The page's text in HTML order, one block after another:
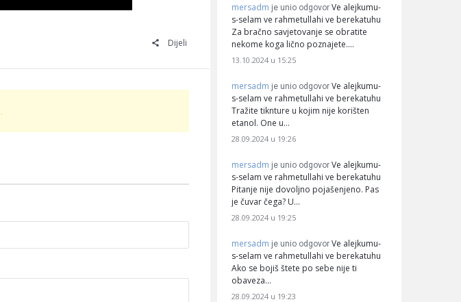
Dijeli
mersadm je unio odgovor Ve alejkumu-
s-selam ve rahmetullahi ve berekatuhu
Za bračno savjetovanje se obratite
nekome koga lično poznajete.…
13.10.2024 u 15:25
mersadm je unio odgovor Ve alejkumu-
s-selam ve rahmetullahi ve berekatuhu
Tražite tiknture u kojim nije korišten
etanol. One u…
28.09.2024 u 19:26
mersadm je unio odgovor Ve alejkumu-
s-selam ve rahmetullahi ve berekatuhu
Pitanje nije dovoljno pojašenjeno. Pas
je čuvar čega? U…
28.09.2024 u 19:25
mersadm je unio odgovor Ve alejkumu-
s-selam ve rahmetullahi ve berekatuhu
Ako se bojiš štete po sebe nije ti
obaveza…
28.09.2024 u 19:23